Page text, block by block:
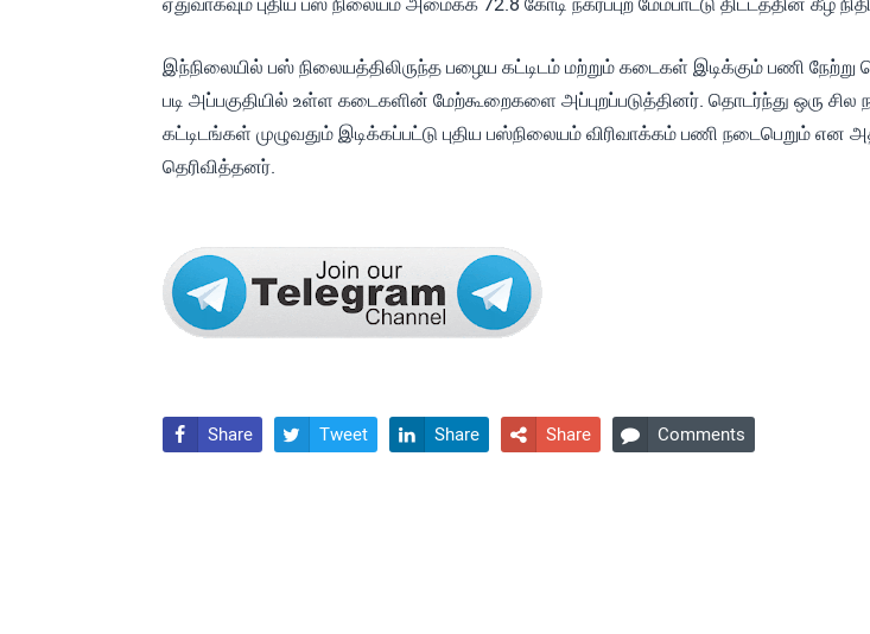
இந்நிலையில் பஸ் நிலையத்திலிருந்த பழைய கட்டிடம் மற்றும் கடைகள் இடிக்கும் பணி
படி அப்பகுதியில் உள்ள கடைகளின் மேற்கூறைகளை அப்புறப்படுத்தினர். தொடர்ந்து ஒரு சில
கட்டிடங்கள் முழுவதும் இடிக்கப்பட்டு புதிய பஸ்நிலையம் விரிவாக்கம் பணி நடைபெறும் என
தெரிவித்தனர்.
 Share  Tweet  Share  Share  Comments